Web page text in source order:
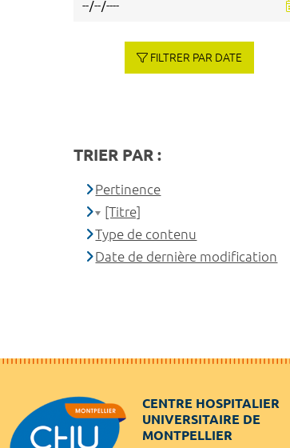
FILTRER PAR DATE
TRIER PAR :
Pertinence
[Titre]
Type de contenu
Date de dernière modification
CENTRE HOSPITALIER
UNIVERSITAIRE DE
MONTPELLIER